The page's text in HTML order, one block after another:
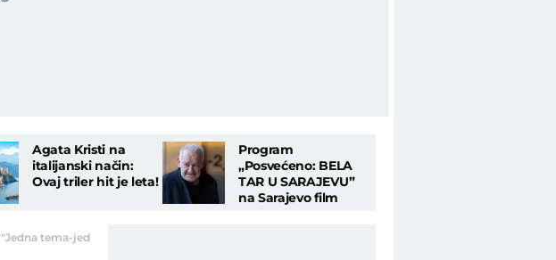
Agata Kristi na
italijanski način:
Ovaj triler hit je leta!
Program
„Posvećeno: BELA
TAR U SARAJEVU”
na Sarajevo film
tema-jedan film", bravure velikog kompozitora - Telegraf.rs